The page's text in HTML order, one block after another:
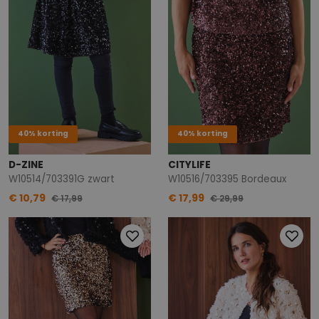
40% korting
D-ZINE
W10514/703391G zwart
€ 10,79 € 17,99
40% korting
CITYLIFE
W10516/703395 Bordeaux
€ 17,99 € 29,99